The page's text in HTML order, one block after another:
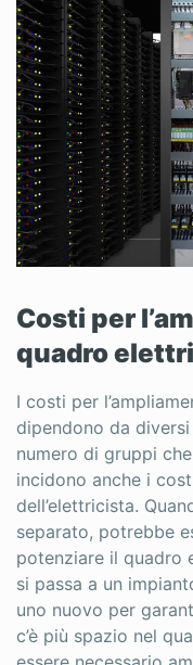
Costi per
quadro
I costi per
dipendono da
numero di gruppi
incidono anche i
dell’elettricista.
separato, potrebbe
potenziare il quadro
si passa a un
uno nuovo per
c’è più spazio nel